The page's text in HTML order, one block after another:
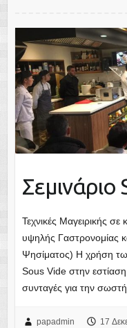
Σεμινάριο
Τεχνικές Μαγειρικής
υψηλής Γαστρονομίας
Ψησίματος) Η χρήση
Sous Vide στην εστίαση
συνταγές για την
papadmin 17